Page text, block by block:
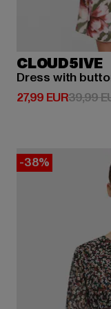
CLOUD5IVE
27,99 EUR
Derzeitiger Preis:
39,99
-38%